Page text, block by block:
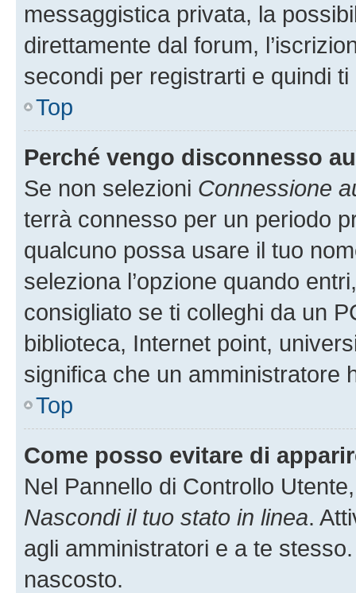
messaggistica privata, la
direttamente dal forum,
secondi per registrarti e quindi
Top
Perché vengo disconnesso
Se non selezioni Connessione
terrà connesso per un periodo
qualcuno possa usare il tuo
seleziona l’opzione quando
consigliato se ti colleghi da un
biblioteca, Internet point,
significa che un amministratore
Top
Come posso evitare di
Nel Pannello di Controllo
Nascondi il tuo stato in linea.
agli amministratori e a te
nascosto.